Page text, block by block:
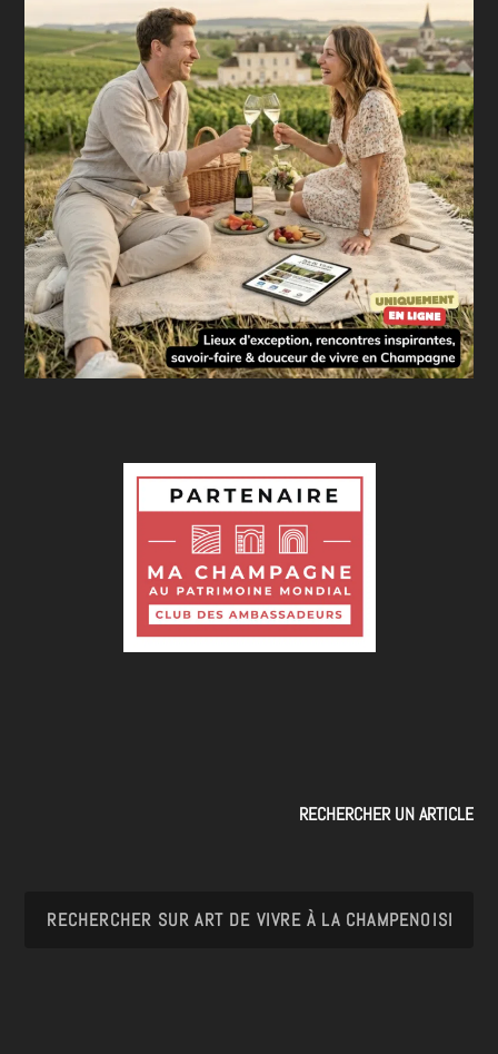
RECHERCHER UN ARTICLE